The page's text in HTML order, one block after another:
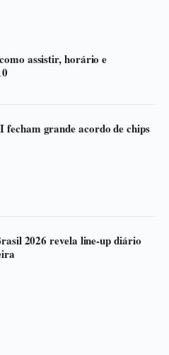
assistir, horário e
fecham grande acordo de chips
2026 revela line-up diário